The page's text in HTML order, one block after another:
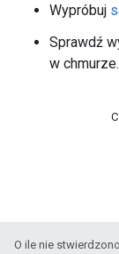
Wypróbuj
Sprawdź
w
O ile nie